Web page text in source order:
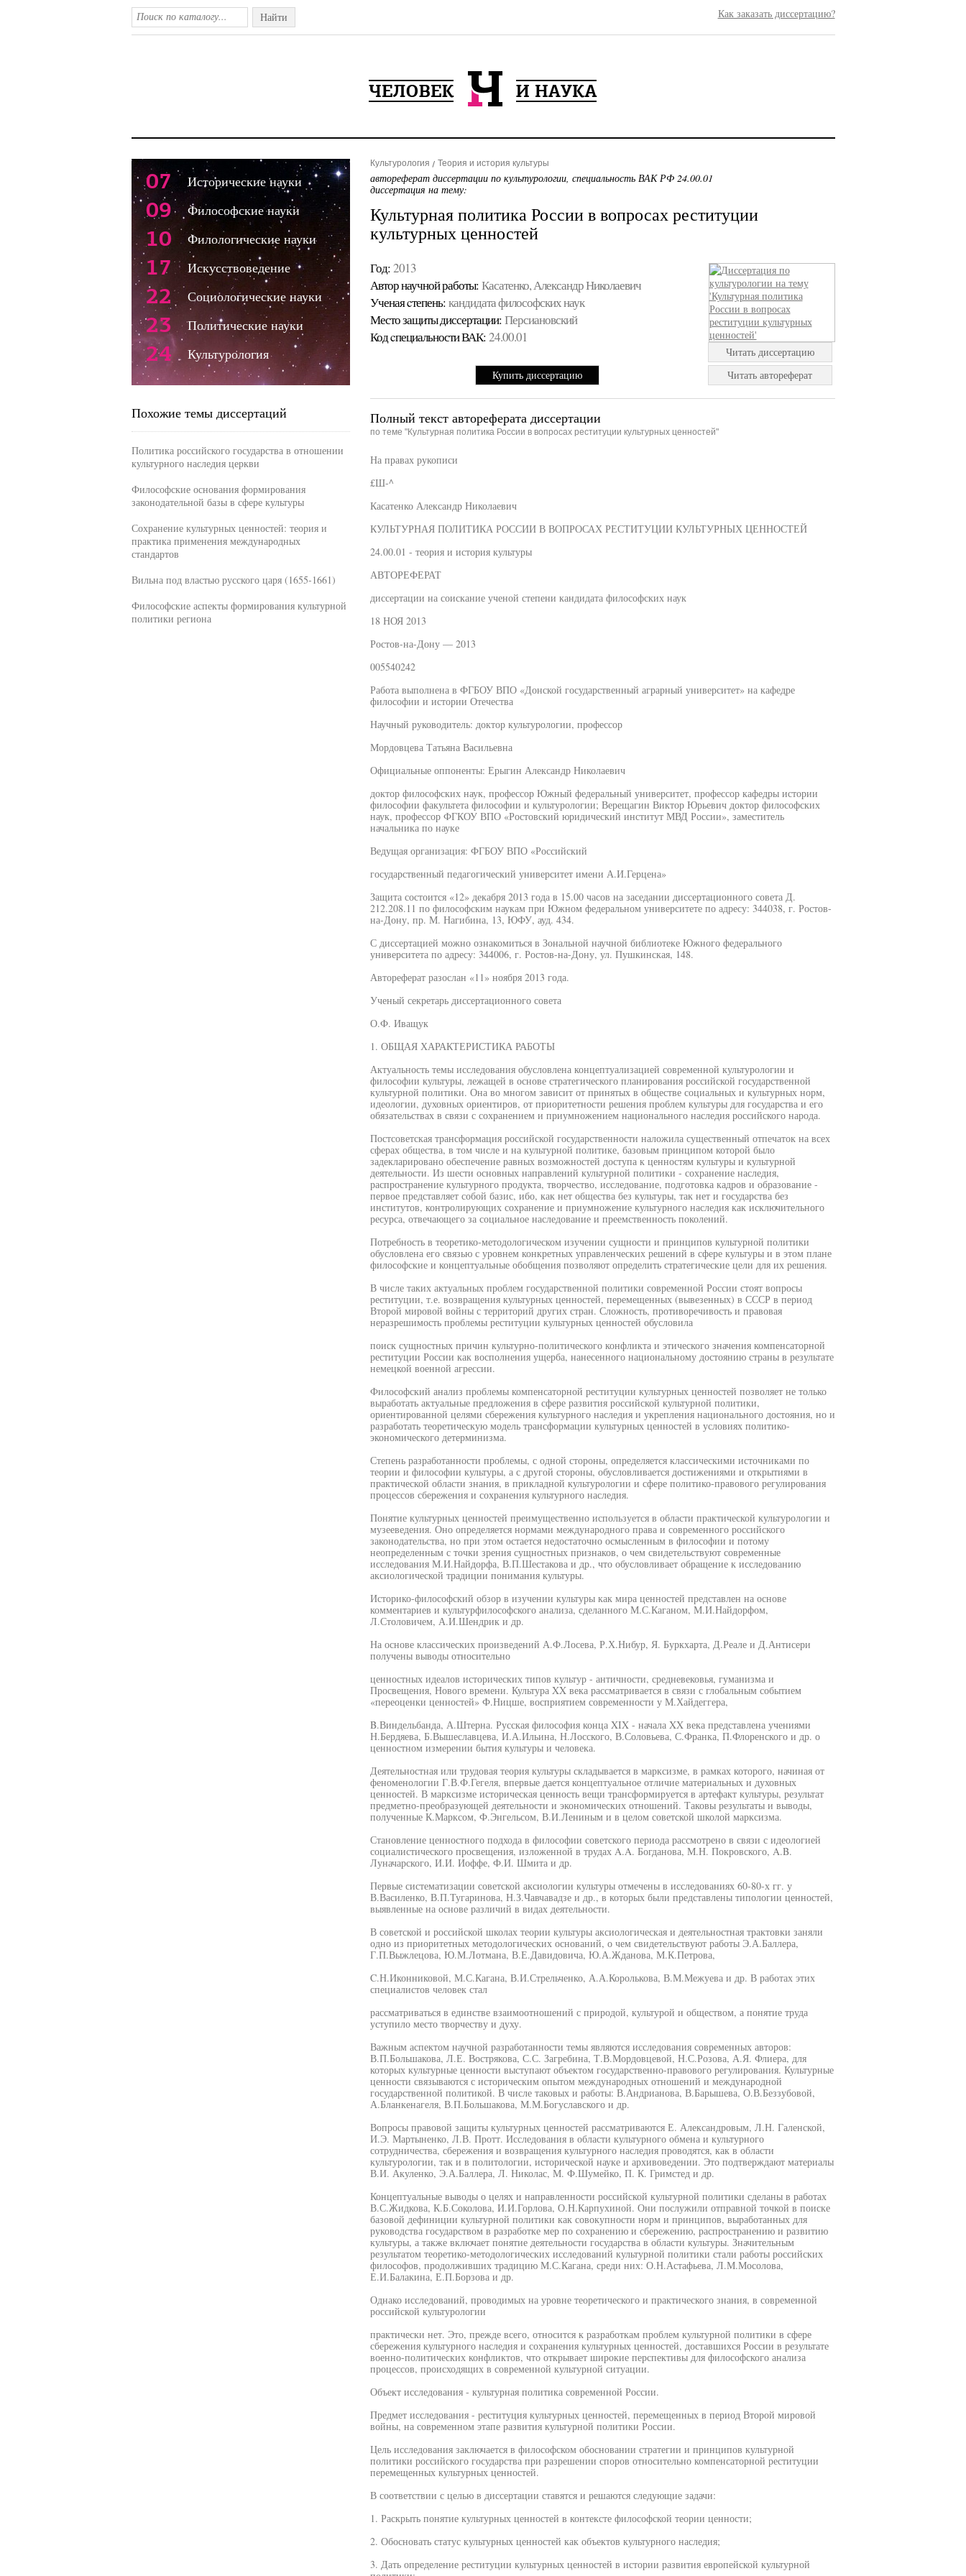
Найти Как заказать диссертацию?
Культурология Теория и история культуры
автореферат диссертации по культурологии, специальность ВАК РФ 24.00.01
диссертация на тему:
Культурная политика России в вопросах реституции
культурных ценностей
Год: 2013
Автор научной работы: Касатенко, Александр Николаевич
Ученая cтепень: кандидата философских наук
Место защиты диссертации: Персиановский
Код cпециальности ВАК: 24.00.01
Купить диссертацию
Читать диссертацию
Читать автореферат
Полный текст автореферата диссертации
по теме "Культурная политика России в вопросах реституции культурных ценностей"
На правах рукописи
£Ш-^
Касатенко Александр Николаевич
КУЛЬТУРНАЯ ПОЛИТИКА РОССИИ В ВОПРОСАХ РЕСТИТУЦИИ КУЛЬТУРНЫХ ЦЕННОСТЕЙ
24.00.01 - теория и история культуры
АВТОРЕФЕРАТ
диссертации на соискание ученой степени кандидата философских наук
18 НОЯ 2013
Ростов-на-Дону — 2013
005540242
Работа выполнена в ФГБОУ ВПО «Донской государственный аграрный университет» на кафедре
философии и истории Отечества
Научный руководитель: доктор культурологии, профессор
Мордовцева Татьяна Васильевна
Официальные оппоненты: Ерыгин Александр Николаевич
доктор философских наук, профессор Южный федеральный университет, профессор кафедры истории
философии факультета философии и культурологии; Верещагин Виктор Юрьевич доктор философских
наук, профессор ФГКОУ ВПО «Ростовский юридический институт МВД России», заместитель
начальника по науке
Ведущая организация: ФГБОУ ВПО «Российский
государственный педагогический университет имени А.И.Герцена»
Защита состоится «12» декабря 2013 года в 15.00 часов на заседании диссертационного совета Д.
212.208.11 по философским наукам при Южном федеральном университете по адресу: 344038, г. Ростов-
на-Дону, пр. М. Нагибина, 13, ЮФУ, ауд. 434.
С диссертацией можно ознакомиться в Зональной научной библиотеке Южного федерального
университета по адресу: 344006, г. Ростов-на-Дону, ул. Пушкинская, 148.
Автореферат разослан «11» ноября 2013 года.
Ученый секретарь диссертационного совета
О.Ф. Иващук
1. ОБЩАЯ ХАРАКТЕРИСТИКА РАБОТЫ
Актуальность темы исследования обусловлена концептуализацией современной культурологии и
философии культуры, лежащей в основе стратегического планирования российской государственной
культурной политики. Она во многом зависит от принятых в обществе социальных и культурных норм,
идеологии, духовных ориентиров, от приоритетности решения проблем культуры для государства и его
обязательствах в связи с сохранением и приумножением национального наследия российского народа.
Постсоветская трансформация российской государственности наложила существенный отпечаток на всех
сферах общества, в том числе и на культурной политике, базовым принципом которой было
задекларировано обеспечение равных возможностей доступа к ценностям культуры и культурной
деятельности. Из шести основных направлений культурной политики - сохранение наследия,
распространение культурного продукта, творчество, исследование, подготовка кадров и образование -
первое представляет собой базис, ибо, как нет общества без культуры, так нет и государства без
институтов, контролирующих сохранение и приумножение культурного наследия как исключительного
ресурса, отвечающего за социальное наследование и преемственность поколений.
Потребность в теоретико-методологическом изучении сущности и принципов культурной политики
обусловлена его связью с уровнем конкретных управленческих решений в сфере культуры и в этом плане
философские и концептуальные обобщения позволяют определить стратегические цели для их решения.
В числе таких актуальных проблем государственной политики современной России стоят вопросы
реституции, т.е. возвращения культурных ценностей, перемещенных (вывезенных) в СССР в период
Второй мировой войны с территорий других стран. Сложность, противоречивость и правовая
неразрешимость проблемы реституции культурных ценностей обусловила
поиск сущностных причин культурно-политического конфликта и этического значения компенсаторной
реституции России как восполнения ущерба, нанесенного национальному достоянию страны в результате
немецкой военной агрессии.
Философский анализ проблемы компенсаторной реституции культурных ценностей позволяет не только
выработать актуальные предложения в сфере развития российской культурной политики,
ориентированной целями сбережения культурного наследия и укрепления национального достояния, но и
разработать теоретическую модель трансформации культурных ценностей в условиях политико-
экономического детерминизма.
Степень разработанности проблемы, с одной стороны, определяется классическими источниками по
теории и философии культуры, а с другой стороны, обусловливается достижениями и открытиями в
практической области знания, в прикладной культурологии и сфере политико-правового регулирования
процессов сбережения и сохранения культурного наследия.
Понятие культурных ценностей преимущественно используется в области практической культурологии и
музееведения. Оно определяется нормами международного права и современного российского
законодательства, но при этом остается недостаточно осмысленным в философии и потому
неопределенным с точки зрения сущностных признаков, о чем свидетельствуют современные
исследования М.И.Найдорфа, В.П.Шестакова и др., что обусловливает обращение к исследованию
аксиологической традиции понимания культуры.
Историко-философский обзор в изучении культуры как мира ценностей представлен на основе
комментариев и культурфилософского анализа, сделанного М.С.Каганом, М.И.Найдорфом,
Л.Столовичем, А.И.Шендрик и др.
На основе классических произведений А.Ф.Лосева, Р.Х.Нибур, Я. Буркхарта, Д.Реале и Д.Антисери
получены выводы относительно
ценностных идеалов исторических типов культур - античности, средневековья, гуманизма и
Просвещения, Нового времени. Культура XX века рассматривается в связи с глобальным событием
«переоценки ценностей» Ф.Ницше, восприятием современности у М.Хайдеггера,
B.Виндельбанда, А.Штерна. Русская философия конца XIX - начала XX века представлена учениями
Н.Бердяева, Б.Вышеславцева, И.А.Ильина, Н.Лосского, В.Соловьева, С.Франка, П.Флоренского и др. о
ценностном измерении бытия культуры и человека.
Деятельностная или трудовая теория культуры складывается в марксизме, в рамках которого, начиная от
феноменологии Г.В.Ф.Гегеля, впервые дается концептуальное отличие материальных и духовных
ценностей. В марксизме историческая ценность вещи трансформируется в артефакт культуры, результат
предметно-преобразующей деятельности и экономических отношений. Таковы результаты и выводы,
полученные К.Марксом, Ф.Энгельсом, В.И.Лениным и в целом советской школой марксизма.
Становление ценностного подхода в философии советского периода рассмотрено в связи с идеологией
социалистического просвещения, изложенной в трудах A.A. Богданова, М.Н. Покровского, A.B.
Луначарского, И.И. Иоффе, Ф.И. Шмита и др.
Первые систематизации советской аксиологии культуры отмечены в исследованиях 60-80-х гг. у
В.Василенко, В.П.Тугаринова, Н.З.Чавчавадзе и др., в которых были представлены типологии ценностей,
выявленные на основе различий в видах деятельности.
В советской и российской школах теории культуры аксиологическая и деятельностная трактовки заняли
одно из приоритетных методологических оснований, о чем свидетельствуют работы Э.А.Баллера,
Г.П.Выжлецова, Ю.М.Лотмана, В.Е.Давидовича, Ю.А.Жданова, М.К.Петрова,
C.Н.Иконниковой, М.С.Кагана, В.И.Стрельченко, А.А.Королькова, В.М.Межуева и др. В работах этих
специалистов человек стал
рассматриваться в единстве взаимоотношений с природой, культурой и обществом, а понятие труда
уступило место творчеству и духу.
Важным аспектом научной разработанности темы являются исследования современных авторов:
В.П.Большакова, Л.Е. Вострякова, С.С. Загребина, Т.В.Мордовцевой, Н.С.Розова, А.Я. Флиера, для
которых культурные ценности выступают объектом государственно-правового регулирования. Культурные
ценности связываются с историческим опытом международных отношений и международной
государственной политикой. В числе таковых и работы: В.Андрианова, В.Барышева, О.В.Беззубовой,
А.Бланкенагеля, В.П.Большакова, М.М.Богуславского и др.
Вопросы правовой защиты культурных ценностей рассматриваются Е. Александровым, Л.Н. Галенской,
И.Э. Мартыненко, Л.В. Протт. Исследования в области культурного обмена и культурного
сотрудничества, сбережения и возвращения культурного наследия проводятся, как в области
культурологии, так и в политологии, исторической науке и архивоведении. Это подтверждают материалы
В.И. Акуленко, Э.А.Баллера, Л. Николас, М. Ф.Шумейко, П. К. Гримстед и др.
Концептуальные выводы о целях и направленности российской культурной политики сделаны в работах
В.С.Жидкова, К.Б.Соколова, И.И.Горлова, О.Н.Карпухиной. Они послужили отправной точкой в поиске
базовой дефиниции культурной политики как совокупности норм и принципов, выработанных для
руководства государством в разработке мер по сохранению и сбережению, распространению и развитию
культуры, а также включает понятие деятельности государства в области культуры. Значительным
результатом теоретико-методологических исследований культурной политики стали работы российских
философов, продолживших традицию М.С.Кагана, среди них: О.Н.Астафьева, Л.М.Мосолова,
Е.И.Балакина, Е.П.Борзова и др.
Однако исследований, проводимых на уровне теоретического и практического знания, в современной
российской культурологии
практически нет. Это, прежде всего, относится к разработкам проблем культурной политики в сфере
сбережения культурного наследия и сохранения культурных ценностей, доставшихся России в результате
военно-политических конфликтов, что открывает широкие перспективы для философского анализа
процессов, происходящих в современной культурной ситуации.
Объект исследования - культурная политика современной России.
Предмет исследования - реституция культурных ценностей, перемещенных в период Второй мировой
войны, на современном этапе развития культурной политики России.
Цель исследования заключается в философском обосновании стратегии и принципов культурной
политики российского государства при разрешении споров относительно компенсаторной реституции
перемещенных культурных ценностей.
В соответствии с целью в диссертации ставятся и решаются следующие задачи:
1. Раскрыть понятие культурных ценностей в контексте философской теории ценности;
2. Обосновать статус культурных ценностей как объектов культурного наследия;
3. Дать определение реституции культурных ценностей в истории развития европейской культурной
07 Исторические науки
09 Философские науки
10 Филологические науки
17 Искусствоведение
22 Социологические науки
23 Политические науки
24 Культурология
Похожие темы диссертаций
Политика российского государства в отношении
культурного наследия церкви
Философские основания формирования
законодательной базы в сфере культуры
Сохранение культурных ценностей: теория и
практика применения международных
стандартов
Вильна под властью русского царя (1655-1661)
Философские аспекты формирования культурной
политики региона